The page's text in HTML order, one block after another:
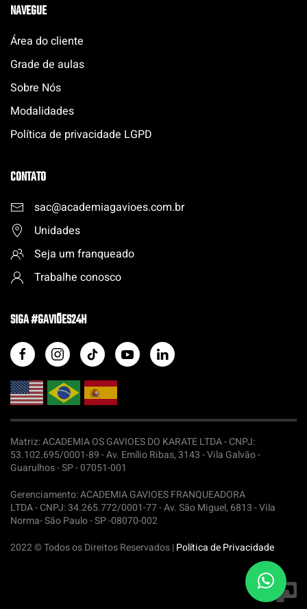
NAVEGUE
Área do cliente
Grade de aulas
Sobre Nós
Modalidades
Política de privacidade LGPD
CONTATO
sac@academiagavioes.com.br
Unidades
Seja um franqueado
Trabalhe conosco
SIGA #GAVIÕES24H
Matriz: ACADEMIA OS GAVIOES DO KARATE LTDA -CNPJ:
53.102.695/0001-89 - Av. Emílio Ribas, 3143 - Vila Galvão -
Guarulhos - SP - 07051-001
Gerenciamento: ACADEMIA GAVIOES FRANQUEADORA
LTDA -CNPJ: 34.265.772/0001-77 - Av. São Miguel, 6813 - Vila
Norma- São Paulo - SP -08070-002
2022 © Todos os Direitos Reservados |Política de Privacidade